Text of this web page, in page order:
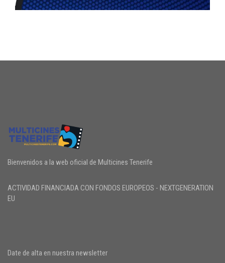
Bienvenidos a la web oficial de Multicines Tenerife
ACTIVIDAD FINANCIADA CON FONDOS EUROPEOS - NEXTGENERATION
EU
Date de alta en nuestra newsletter